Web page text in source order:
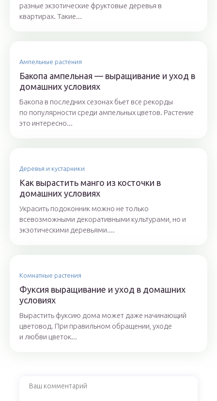
разные экзотические фруктовые деревья в
квартирах. Такие...
Ампельные растения
Бакопа ампельная — выращивание и уход в
домашних условиях
Бакопа в последних сезонах бьет все рекорды
по популярности среди ампельных цветов. Растение
это интересно...
Деревья и кустарники
Как вырастить манго из косточки в
домашних условиях
Украсить подоконник можно не только
всевозможными декоративными культурами, но и
экзотическими деревьями....
Комнатные растения
Фуксия выращивание и уход в домашних
условиях
Вырастить фуксию дома может даже начинающий
цветовод. При правильном обращении, уходе
и любви цветок...